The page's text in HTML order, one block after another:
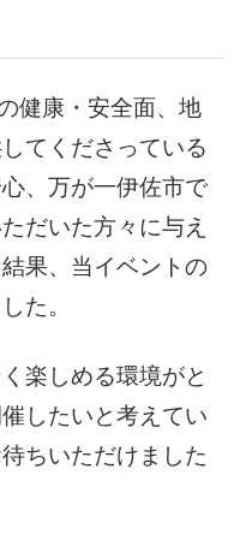
健康・安全面、地
てくださっている
、万が一伊佐市で
だいた方々に与え
果、当イベントの
た。
楽しめる環境がと
したいと考えてい
ちいただけました